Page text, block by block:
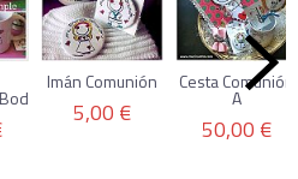
Imán Comunión
5,00 €
Cesta Comunión
A
50,00 €